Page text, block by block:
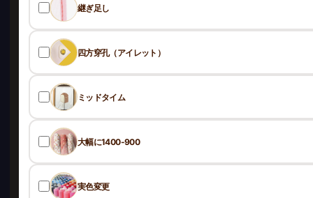
継ぎ足し
四方穿孔（アイレット）
ミッドタイム
大幅に1400-900
実色変更